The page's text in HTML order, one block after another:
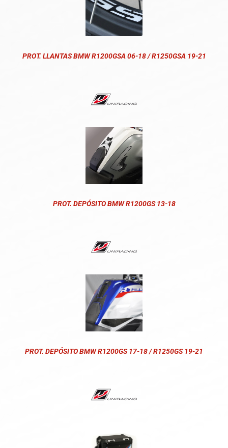
PROT. LLANTAS BMW R1200GSA 06-18 / R1250GSA 19-21
PROT. DEPÓSITO BMW R1200GS 13-18
PROT. DEPÓSITO BMW R1200GS 17-18 / R1250GS 19-21